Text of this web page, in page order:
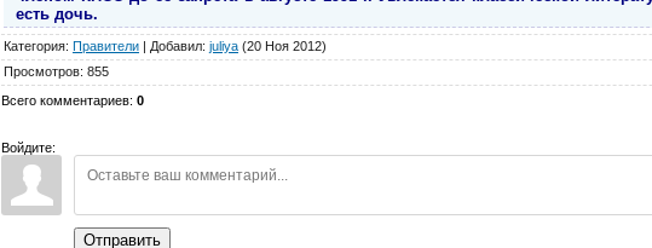
Категория: Правители | Добавил: juliya (20 Ноя 2012)
Просмотров: 855
Всего комментариев: 0
Войдите:
Отправить